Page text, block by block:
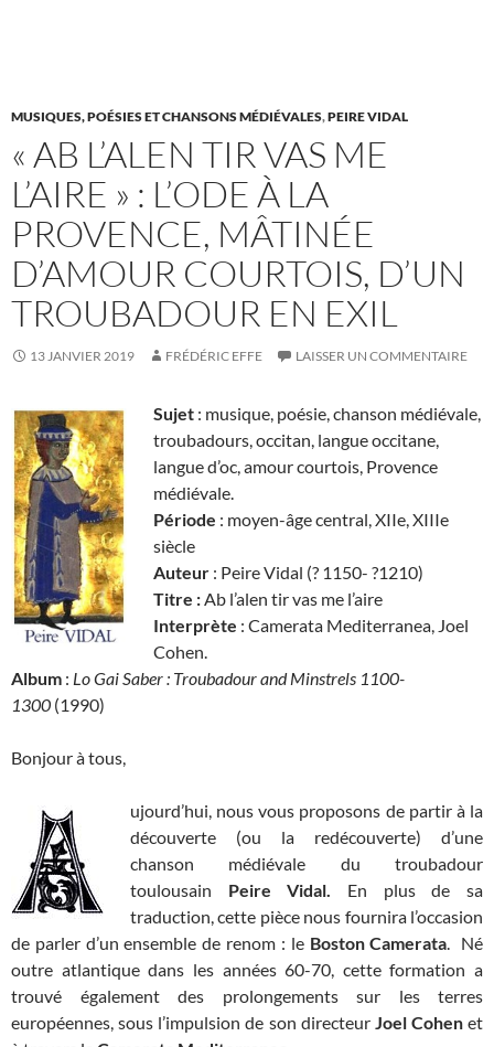
MUSIQUES, POÉSIES ET CHANSONS MÉDIÉVALES,PEIRE VIDAL
« AB L’ALEN TIR VAS ME
L’AIRE » : L’ODE À LA
PROVENCE, MÂTINÉE
D’AMOUR COURTOIS, D’UN
TROUBADOUR EN EXIL
13 JANVIER 2019 FRÉDÉRIC EFFE LAISSER UN COMMENTAIRE
Sujet : musique, poésie, chanson médiévale,
troubadours, occitan, langue occitane,
langue d’oc, amour courtois, Provence
médiévale.
Période : moyen-âge central, XIIe, XIIIe
siècle
Auteur : Peire Vidal (? 1150- ?1210)
Titre :Ab l’alen tir vas me l’aire
Interprète : Camerata Mediterranea, Joel
Cohen.
Album : Lo Gai Saber : Troubadour and Minstrels 1100-
1300 (1990)
Bonjour à tous,
ujourd’hui, nous vous proposons de partir à la
découverte (ou la redécouverte) d’une
chanson médiévale du troubadour
toulousain Peire Vidal. En plus de sa
traduction, cette pièce nous fournira l’occasion
de parler d’un ensemble de renom : le Boston Camerata. Né
outre atlantique dans les années 60-70, cette formation a
trouvé également des prolongements sur les terres
européennes, sous l’impulsion de son directeur Joel Cohenet